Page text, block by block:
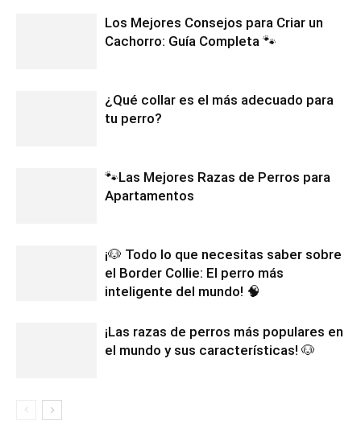
Los Mejores Consejos para Criar un
Cachorro: Guía Completa 🐾
¿Qué collar es el más adecuado para
tu perro?
🐾Las Mejores Razas de Perros para
Apartamentos
¡🐶 Todo lo que necesitas saber sobre
el Border Collie: El perro más
inteligente del mundo! 🧠
¡Las razas de perros más populares en
el mundo y sus características! 🐶